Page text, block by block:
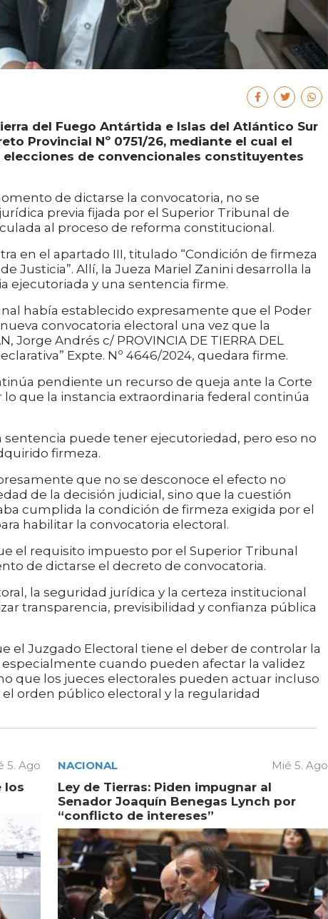
del Fuego Antártida e Islas del Atlántico Sur
Provincial Nº 0751/26, mediante el cual el
de convencionales constituyentes
de dictarse la convocatoria, no se
previa fijada por el Superior Tribunal de
al proceso de reforma constitucional.
en el apartado III, titulado “Condición de firmeza
Justicia”. Allí, la Jueza Mariel Zanini desarrolla la
ejecutoriada y una sentencia firme.
había establecido expresamente que el Poder
convocatoria electoral una vez que la
Jorge Andrés c/ PROVINCIA DE TIERRA DEL
Expte. Nº 4646/2024, quedara firme.
pendiente un recurso de queja ante la Corte
que la instancia extraordinaria federal continúa
sentencia puede tener ejecutoriedad, pero eso no
firmeza.
que no se desconoce el efecto no
de la decisión judicial, sino que la cuestión
cumplida la condición de firmeza exigida por el
habilitar la convocatoria electoral.
el requisito impuesto por el Superior Tribunal
de dictarse el decreto de convocatoria.
la seguridad jurídica y la certeza institucional
transparencia, previsibilidad y confianza pública
el Juzgado Electoral tiene el deber de controlar la
cuando pueden afectar la validez
que los jueces electorales pueden actuar incluso
orden público electoral y la regularidad
5. Ago
los
NACIONAL Mié 5. Ago
Ley de Tierras: Piden impugnar al
Senador Joaquín Benegas Lynch por
“conflicto de intereses”